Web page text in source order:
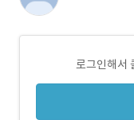
로그인해서